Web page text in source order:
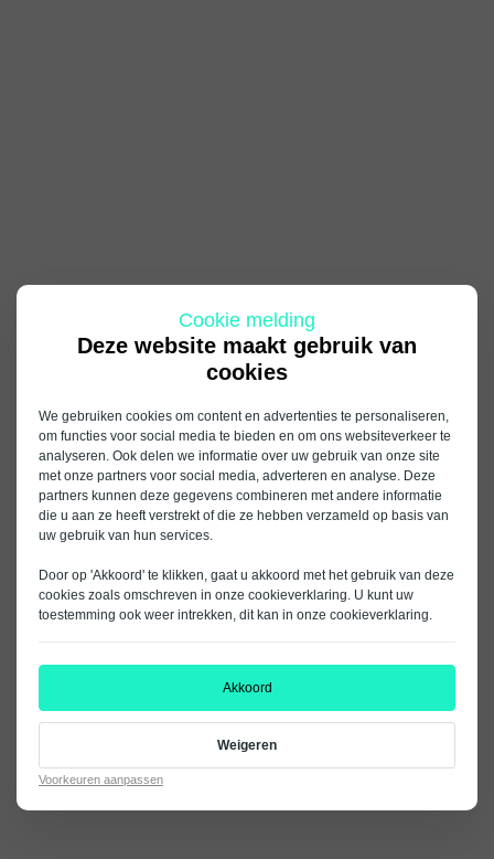
Cookie melding
Deze website maakt gebruik van
cookies
We gebruiken cookies om content en advertenties te personaliseren,
om functies voor social media te bieden en om ons websiteverkeer te
analyseren. Ook delen we informatie over uw gebruik van onze site
met onze partners voor social media, adverteren en analyse. Deze
partners kunnen deze gegevens combineren met andere informatie
die u aan ze heeft verstrekt of die ze hebben verzameld op basis van
uw gebruik van hun services.
Door op 'Akkoord' te klikken, gaat u akkoord met het gebruik van deze
cookies zoals omschreven in onze cookieverklaring. U kunt uw
toestemming ook weer intrekken, dit kan in onze cookieverklaring.
Akkoord
Weigeren
Voorkeuren aanpassen